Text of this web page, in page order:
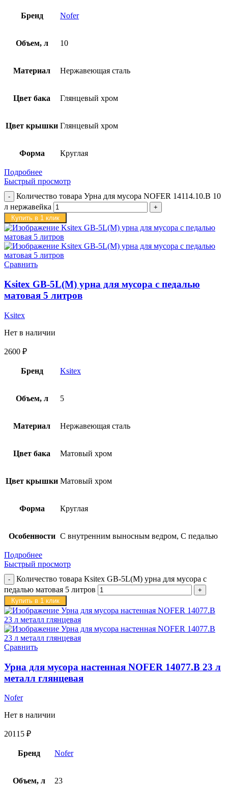
Бренд Nofer
Объем, л 10
Материал Нержавеющая сталь
Цвет бака Глянцевый хром
Цвет крышки Глянцевый хром
Форма Круглая
Подробнее
Быстрый просмотр
Количество товара Урна для мусора NOFER 14114.10.B 10
л нержавейка
Купить в 1 клик
Сравнить
Ksitex GB-5L(M) урна для мусора с педалью
матовая 5 литров
Ksitex
Нет в наличии
2600 ₽
Бренд Ksitex
Объем, л 5
Материал Нержавеющая сталь
Цвет бака Матовый хром
Цвет крышки Матовый хром
Форма Круглая
Особенности С внутренним выносным ведром, С педалью
Подробнее
Быстрый просмотр
Количество товара Ksitex GB-5L(M) урна для мусора с
педалью матовая 5 литров
Купить в 1 клик
Сравнить
Урна для мусора настенная NOFER 14077.B 23 л
металл глянцевая
Nofer
Нет в наличии
20115 ₽
Бренд Nofer
Объем, л 23